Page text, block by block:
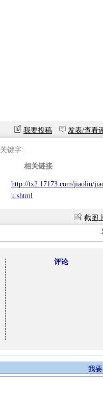
我要投稿 发表/查看
关键字:
相关链接
http://tx2.17173.com/jiaoliu/
u.shtml
截图
评论
我